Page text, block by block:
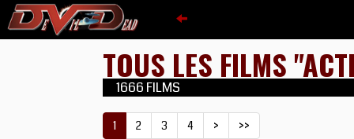
TOUS LES FILMS
1666 FILMS
1 2 3 4 > >>